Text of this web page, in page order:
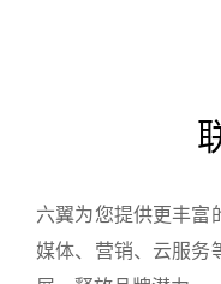
六翼为您提供更丰富
媒体、营销、云服务